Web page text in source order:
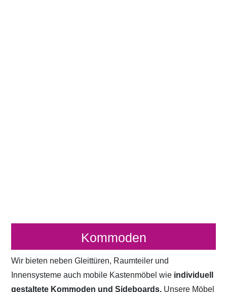
Kommoden
Wir bieten neben Gleittüren, Raumteiler und
Innensysteme auch mobile Kastenmöbel wie individuell
gestaltete Kommoden und Sideboards. Unsere Möbel